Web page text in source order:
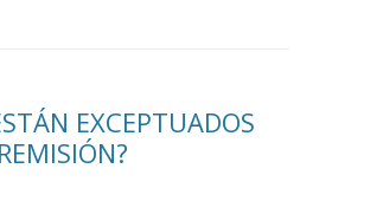
EXCEPTUADOS